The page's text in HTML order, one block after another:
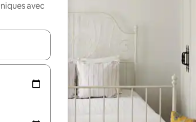
avec
les flèches vers le haut et vers le bas pour les parcourir